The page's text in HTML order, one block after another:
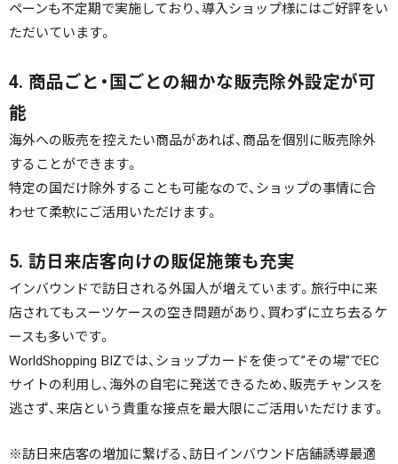
ペーンも不定期で実施しており、導入ショップ様にはご好評をい
ただいています。
4. 商品ごと・国ごとの細かな販売除外設定が可
能
海外への販売を控えたい商品があれば、商品を個別に販売除外
することができます。
特定の国だけ除外することも可能なので、ショップの事情に合
わせて柔軟にご活用いただけます。
5. 訪日来店客向けの販促施策も充実
インバウンドで訪日される外国人が増えています。旅行中に来
店されてもスーツケースの空き問題があり、買わずに立ち去るケ
ースも多いです。
WorldShopping BIZでは、ショップカードを使って”その場”でEC
サイトの利用し、海外の自宅に発送できるため、販売チャンスを
逃さず、来店という貴重な接点を最大限にご活用いただけます。
※訪日来店客の増加に繋げる、訪日インバウンド店舗誘導最適